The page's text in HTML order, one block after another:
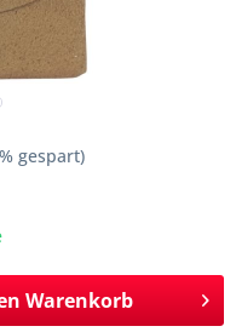
gespart)
Warenkorb